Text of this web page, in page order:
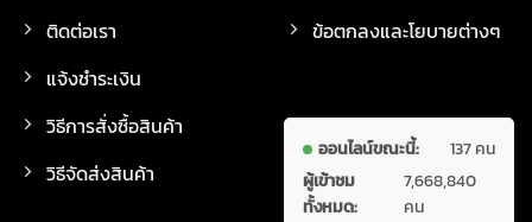
ติดต่อเรา
แจ้งชำระเงิน
วิธีการสั่งซื้อสินค้า
วิธีจัดส่งสินค้า
ข้อตกลงและโยบายต่างๆ
ออนไลน์ขณะนี้:
137 คน
ผู้เข้าชม
ทั้งหมด:
7,668,840
คน